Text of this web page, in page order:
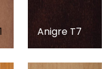
Anigre T7